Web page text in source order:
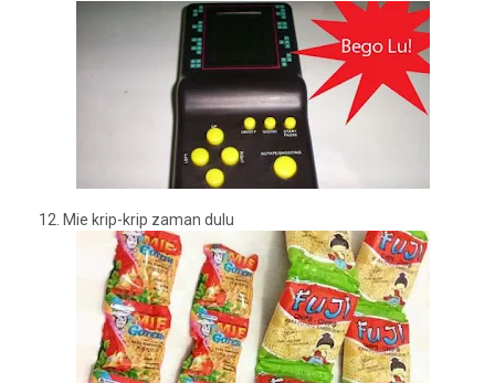
12. Mie krip-krip zaman dulu